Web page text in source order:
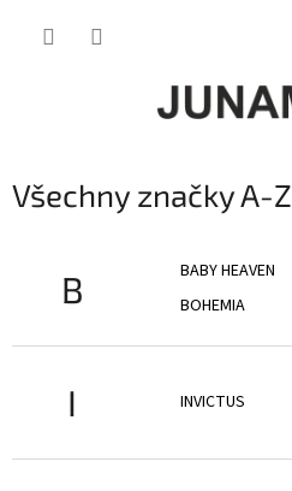
Všechny značky A-Z
B
BABY HEAVEN
BOHEMIA
I INVICTUS